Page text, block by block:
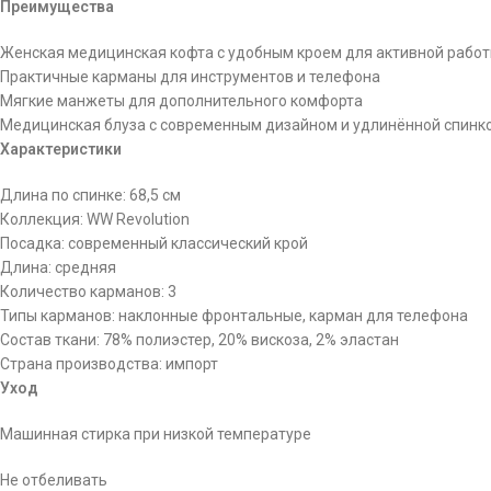
Преимущества
Женская медицинская кофта с удобным кроем для активной
Практичные карманы для инструментов и телефона
Мягкие манжеты для дополнительного комфорта
Медицинская блуза с современным дизайном и удлинённой
Характеристики
Длина по спинке: 68,5 см
Коллекция: WW Revolution
Посадка: современный классический крой
Длина: средняя
Количество карманов: 3
Типы карманов: наклонные фронтальные, карман для телефона
Состав ткани: 78% полиэстер, 20% вискоза, 2% эластан
Страна производства: импорт
Уход
Машинная стирка при низкой температуре
Не отбеливать